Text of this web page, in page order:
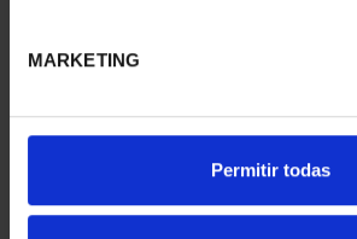
MARKETING
Permitir todas
CAPITALES ESPAÑOLAS
73,00 €